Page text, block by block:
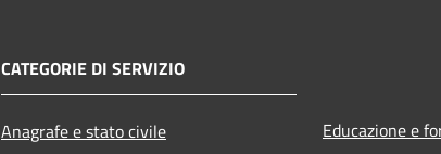
CATEGORIE DI SERVIZIO
Anagrafe e stato civile
Educazione e